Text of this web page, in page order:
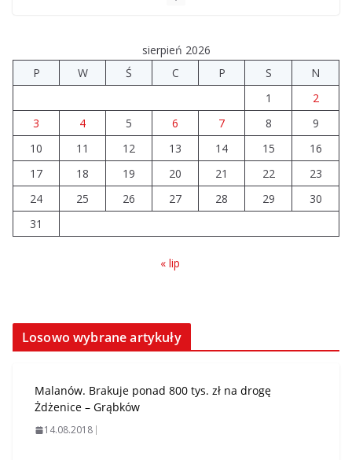
sierpień 2026
P
W Ś C P S
N
1
2
3
4 5 6 7 8
9
10
11 12 13 14 15
16
17
18 19 20 21 22
23
24
25 26 27 28 29
30
31
« lip
Losowo wybrane artykuły
Malanów. Brakuje ponad 800 tys. zł na drogę
Żdżenice – Grąbków
14.08.2018